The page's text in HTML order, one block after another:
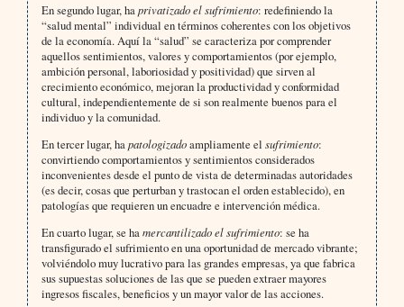
En segundo lugar, haprivatizado el sufrimiento: redefiniendo la
“salud mental” individual en términos coherentes con los objetivos
de la economía. Aquí la “salud” se caracteriza por comprender
aquellos sentimientos, valores y comportamientos (por ejemplo,
ambición personal, laboriosidad y positividad) que sirven al
crecimiento económico, mejoran la productividad y conformidad
cultural, independientemente de si son realmente buenos para el
individuo y la comunidad.
En tercer lugar, hapatologizadoampliamente el sufrimiento:
convirtiendo comportamientos y sentimientos considerados
inconvenientes desde el punto de vista de determinadas autoridades
(es decir, cosas que perturban y trastocan el orden establecido), en
patologías que requieren un encuadre e intervención médica.
En cuarto lugar, se hamercantilizado el sufrimiento: se ha
transfigurado el sufrimiento en una oportunidad de mercado vibrante;
volviéndolo muy lucrativo para las grandes empresas, ya que fabrica
sus supuestas soluciones de las que se pueden extraer mayores
ingresos fiscales, beneficios y un mayor valor de las acciones.